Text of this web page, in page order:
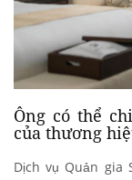
Ông có thể
của thương
Dịch vụ Quản